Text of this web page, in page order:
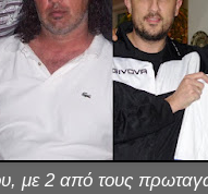
με 2 από τους